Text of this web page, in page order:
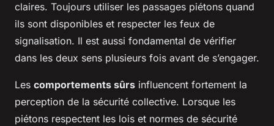
claires. Toujours utiliser les passages piétons quand
ils sont disponibles et respecter les feux de
signalisation. Il est aussi fondamental de vérifier
dans les deux sens plusieurs fois avant de s’engager.
Les comportements sûrs influencent fortement la
perception de la sécurité collective. Lorsque les
piétons respectent les lois et normes de sécurité